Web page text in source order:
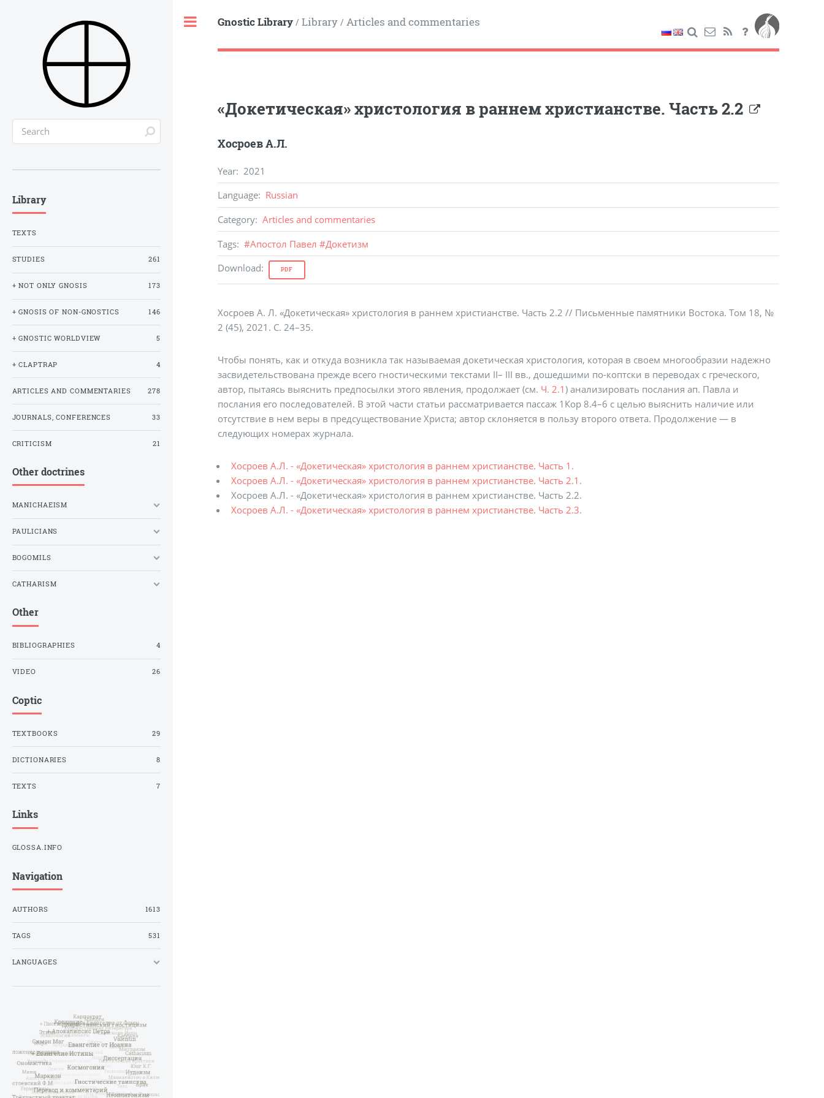
Gnostic Library/ Library/ Articles and commentaries
«Докетическая» христология в раннем христианстве. Часть 2.2
Хосроев А.Л.
Year: 2021
Language: Russian
Category: Articles and commentaries
Tags: #Апостол Павел #Докетизм
Download: PDF
Хосроев А. Л. «Докетическая» христология в раннем христианстве. Часть 2.2 // Письменные памятники Востока. Том 18, №
2 (45), 2021. С. 24–35.
Чтобы понять, как и откуда возникла так называемая докетическая христология, которая в своем многообразии надежно
засвидетельствована прежде всего гностическими текстами II– III вв., дошедшими по-коптски в переводах с греческого,
автор, пытаясь выяснить предпосылки этого явления, продолжает (см. Ч. 2.1) анализировать послания ап. Павла и
послания его последователей. В этой части статьи рассматривается пассаж 1Кор 8.4–6 с целью выяснить наличие или
отсутствие в нем веры в предсуществование Христа; автор склоняется в пользу второго ответа. Продолжение — в
следующих номерах журнала.
Хосроев А.Л. - «Докетическая» христология в раннем христианстве. Часть 1.
Хосроев А.Л. - «Докетическая» христология в раннем христианстве. Часть 2.1.
Хосроев А.Л. - «Докетическая» христология в раннем христианстве. Часть 2.2.
Хосроев А.Л. - «Докетическая» христология в раннем христианстве. Часть 2.3.
Library
TEXTS
STUDIES 261
+ NOT ONLY GNOSIS 173
+ GNOSIS OF NON-GNOSTICS 146
+ GNOSTIC WORLDVIEW 5
+ CLAPTRAP 4
ARTICLES AND COMMENTARIES 278
JOURNALS, CONFERENCES 33
CRITICISM 21
Other doctrines
MANICHAEISM
PAULICIANS
BOGOMILS
CATHARISM
Other
BIBLIOGRAPHIES 4
VIDEO 26
Coptic
TEXTBOOKS 29
DICTIONARIES 8
TEXTS 7
Links
GLOSSA.INFO
Navigation
AUTHORS 1613
TAGS 531
LANGUAGES
Toggle